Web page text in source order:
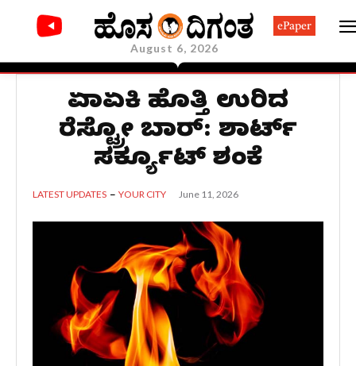
August 6, 2026
ePaper
ಏಕಾಏಕಿ ಹೊತ್ತಿ ಉರಿದ
ರೆಸ್ಟ್ರೋ ಬಾರ್: ಶಾರ್ಟ್
ಸರ್ಕ್ಯೂಟ್ ಶಂಕೆ
LATEST UPDATES YOUR CITY June 11, 2026